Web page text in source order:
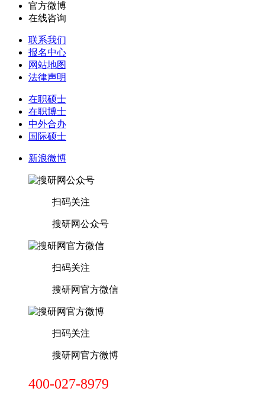
官方微博
在线咨询
联系我们
报名中心
网站地图
法律声明
在职硕士
在职博士
中外合办
国际硕士
新浪微博
扫码关注
搜研网公众号
扫码关注
搜研网官方微信
扫码关注
搜研网官方微博
400-027-8979